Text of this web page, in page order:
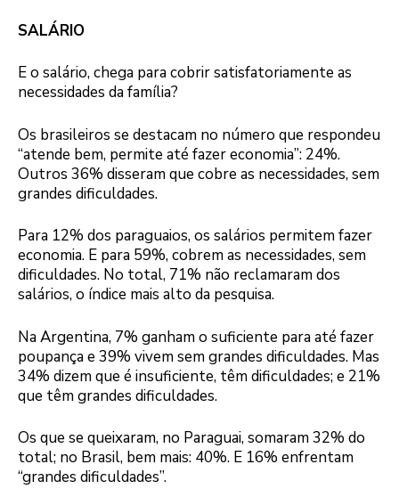
SALÁRIO
E o salário, chega para cobrir satisfatoriamente as
necessidades da família?
Os brasileiros se destacam no número que respondeu
“atende bem, permite até fazer economia”: 24%.
Outros 36% disseram que cobre as necessidades, sem
grandes dificuldades.
Para 12% dos paraguaios, os salários permitem fazer
economia. E para 59%, cobrem as necessidades, sem
dificuldades. No total, 71% não reclamaram dos
salários, o índice mais alto da pesquisa.
Na Argentina, 7% ganham o suficiente para até fazer
poupança e 39% vivem sem grandes dificuldades. Mas
34% dizem que é insuficiente, têm dificuldades; e 21%
que têm grandes dificuldades.
Os que se queixaram, no Paraguai, somaram 32% do
total; no Brasil, bem mais: 40%. E 16% enfrentam
“grandes dificuldades”.